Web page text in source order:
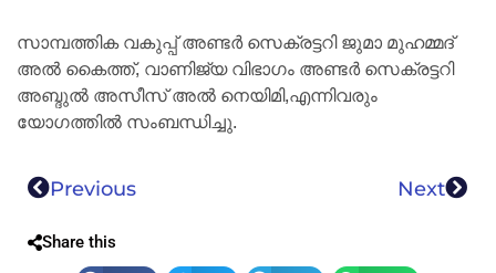
സാമ്പത്തിക വകുപ്പ് അണ്ടർ സെക്രട്ടറി ജുമാ മുഹമ്മദ്
അൽ കൈത്ത്, വാണിജ്യ വിഭാഗം അണ്ടർ സെക്രട്ടറി
അബ്ദുൽ അസീസ് അൽ നെയിമി,എന്നിവരും
യോഗത്തിൽ സംബന്ധിച്ചു.
Previous Next
Share this